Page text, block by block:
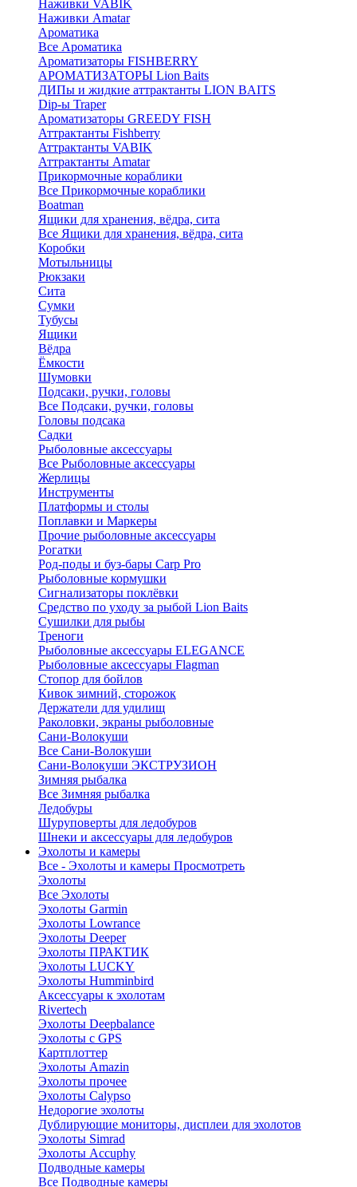
Наживки VABIK
Наживки Amatar
Ароматика
Все Ароматика
Ароматизаторы FISHBERRY
АРОМАТИЗАТОРЫ Lion Baits
ДИПы и жидкие аттрактанты LION BAITS
Dip-ы Traper
Ароматизаторы GREEDY FISH
Аттрактанты Fishberry
Аттрактанты VABIK
Аттрактанты Amatar
Прикормочные кораблики
Все Прикормочные кораблики
Boatman
Ящики для хранения, вёдра, сита
Все Ящики для хранения, вёдра, сита
Коробки
Мотыльницы
Рюкзаки
Сита
Сумки
Тубусы
Ящики
Вёдра
Ёмкости
Шумовки
Подсаки, ручки, головы
Все Подсаки, ручки, головы
Головы подсака
Садки
Рыболовные аксессуары
Все Рыболовные аксессуары
Жерлицы
Инструменты
Платформы и столы
Поплавки и Маркеры
Прочие рыболовные аксессуары
Рогатки
Род-поды и буз-бары Carp Pro
Рыболовные кормушки
Сигнализаторы поклёвки
Средство по уходу за рыбой Lion Baits
Сушилки для рыбы
Треноги
Рыболовные аксессуары ELEGANCE
Рыболовные аксессуары Flagman
Стопор для бойлов
Кивок зимний, сторожок
Держатели для удилищ
Раколовки, экраны рыболовные
Сани-Волокуши
Все Сани-Волокуши
Сани-Волокуши ЭКСТРУЗИОН
Зимняя рыбалка
Все Зимняя рыбалка
Ледобуры
Шуруповерты для ледобуров
Шнеки и аксессуары для ледобуров
Эхолоты и камеры
Все - Эхолоты и камеры Просмотреть
Эхолоты
Все Эхолоты
Эхолоты Garmin
Эхолоты Lowrance
Эхолоты Deeper
Эхолоты ПРАКТИК
Эхолоты LUCKY
Эхолоты Humminbird
Аксессуары к эхолотам
Rivertech
Эхолоты Deepbalance
Эхолоты с GPS
Картплоттер
Эхолоты Amazin
Эхолоты прочее
Эхолоты Calypso
Недорогие эхолоты
Дублирующие мониторы, дисплеи для эхолотов
Эхолоты Simrad
Эхолоты Accuphy
Подводные камеры
Все Подводные камеры